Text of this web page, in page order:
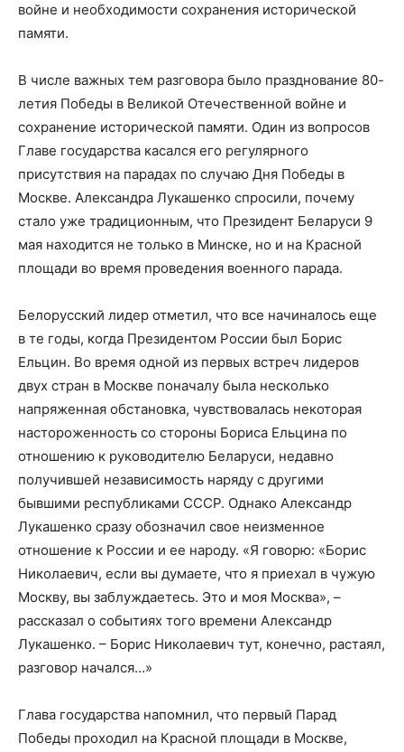
войне и необходимости сохранения исторической
памяти.
В числе важных тем разговора было празднование 80-
летия Победы в Великой Отечественной войне и
сохранение исторической памяти. Один из вопросов
Главе государства касался его регулярного
присутствия на парадах по случаю Дня Победы в
Москве. Александра Лукашенко спросили, почему
стало уже традиционным, что Президент Беларуси 9
мая находится не только в Минске, но и на Красной
площади во время проведения военного парада.
Белорусский лидер отметил, что все начиналось еще
в те годы, когда Президентом России был Борис
Ельцин. Во время одной из первых встреч лидеров
двух стран в Москве поначалу была несколько
напряженная обстановка, чувствовалась некоторая
настороженность со стороны Бориса Ельцина по
отношению к руководителю Беларуси, недавно
получившей независимость наряду с другими
бывшими республиками СССР. Однако Александр
Лукашенко сразу обозначил свое неизменное
отношение к России и ее народу. «Я говорю: «Борис
Николаевич, если вы думаете, что я приехал в чужую
Москву, вы заблуждаетесь. Это и моя Москва», –
рассказал о событиях того времени Александр
Лукашенко. – Борис Николаевич тут, конечно, растаял,
разговор начался…»
Глава государства напомнил, что первый Парад
Победы проходил на Красной площади в Москве,